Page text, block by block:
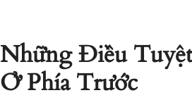
Những Điều
Ở Phía Trước